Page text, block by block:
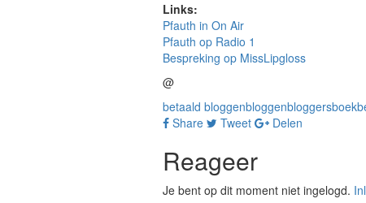
Links:
Pfauth in On Air
Pfauth op Radio 1
Bespreking op MissLipgloss
@
betaald bloggenbloggenbloggers
Share
Tweet Delen
Reageer
Je bent op dit moment niet ingelogd.